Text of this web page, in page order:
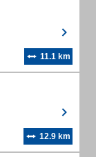
11.1 km
12.9 km